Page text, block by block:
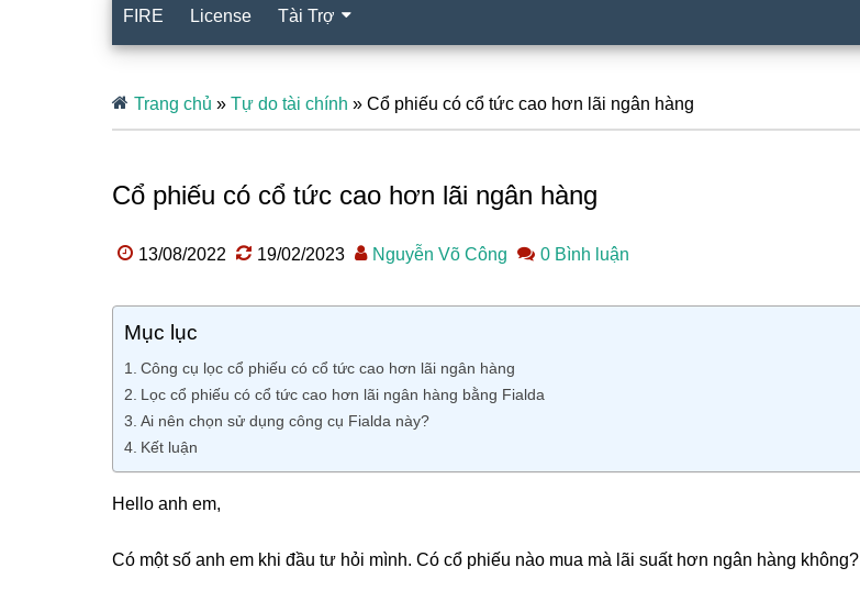
FIRE License Tài Trợ
Trang chủ » Tự do tài chính » Cổ phiếu có cổ tức cao hơn lãi ngân hàng
Cổ phiếu có cổ tức cao hơn lãi ngân hàng
13/08/2022 19/02/2023 Nguyễn Võ Công 0 Bình luận
Mục lục
Công cụ lọc cổ phiếu có cổ tức cao hơn lãi ngân hàng
Lọc cổ phiếu có cổ tức cao hơn lãi ngân hàng bằng Fialda
Ai nên chọn sử dụng công cụ Fialda này?
Kết luận
Hello anh em,
Có một số anh em khi đầu tư hỏi mình. Có cổ phiếu nào mua mà lãi suất hơn ngân hàng không?